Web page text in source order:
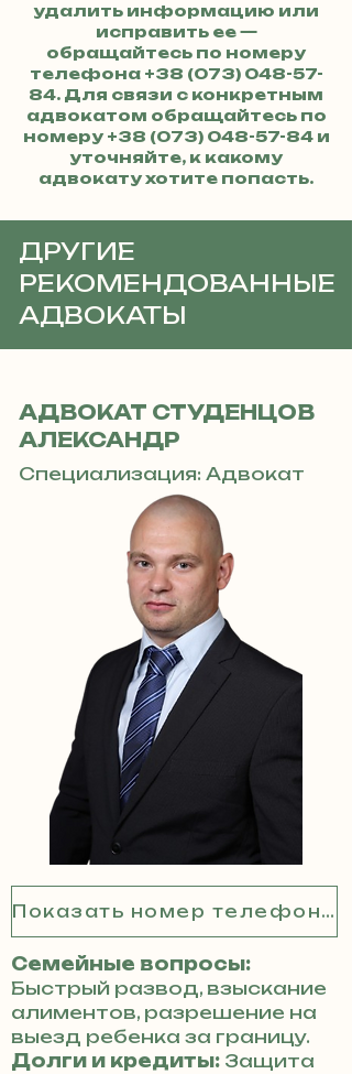
удалить информацию или
исправить ее —
обращайтесь по номеру
телефона +38 (073) 048-57-
84. Для связи с конкретным
адвокатом обращайтесь по
номеру +38 (073) 048-57-84и
уточняйте, к какому
адвокату хотите попасть.
ДРУГИЕ
РЕКОМЕНДОВАННЫЕ
АДВОКАТЫ
АДВОКАТ СТУДЕНЦОВ
АЛЕКСАНДР
Специализация: Адвокат
Показать номер телефона
Семейные вопросы:
Быстрый развод, взыскание
алиментов, разрешение на
выезд ребенка за границу.
Долги и кредиты: Защита